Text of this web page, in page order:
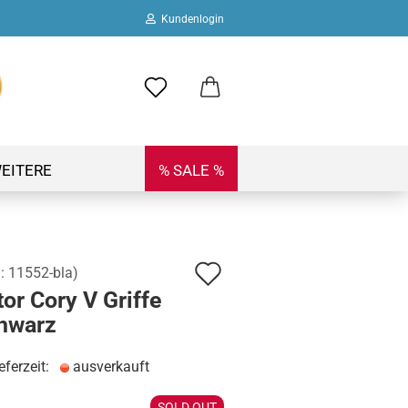
Kundenlogin
erstellen
vergessen?
% SALE %
11552-bla)
Cory V Griffe
ausverkauft